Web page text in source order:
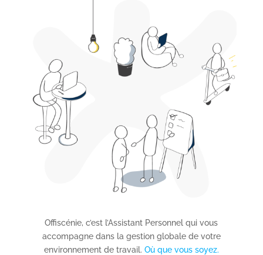
Offiscénie, c’est l’Assistant Personnel qui vous
accompagne dans la gestion globale de votre
environnement de travail. Où que vous soyez.